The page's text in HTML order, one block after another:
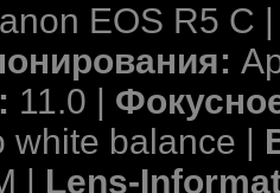
EOS R5 C
11.0 |
white balance |
| Lens-